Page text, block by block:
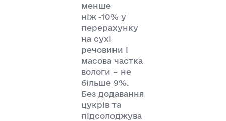
менше
ніж 10% у
перерахунку
на сухі
речовини і
масова частка
вологи – не
більше 9%.
Без додавання
цукрів та
підсолоджува